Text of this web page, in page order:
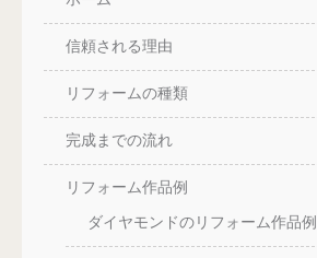
信頼される理由
リフォームの種類
完成までの流れ
リフォーム作品例
ダイヤモンドのリフォーム作品例